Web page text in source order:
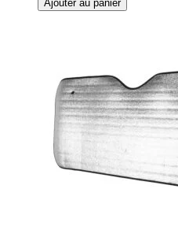
Ajouter au panier